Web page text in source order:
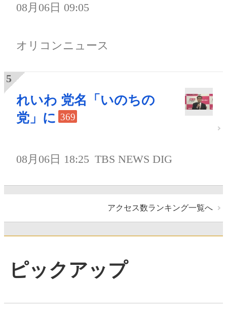
08月06日 09:05
オリコンニュース
れいわ 党名「いのちの
党」に 369
08月06日 18:25 TBS NEWS DIG
アクセス数ランキング一覧へ
ピックアップ